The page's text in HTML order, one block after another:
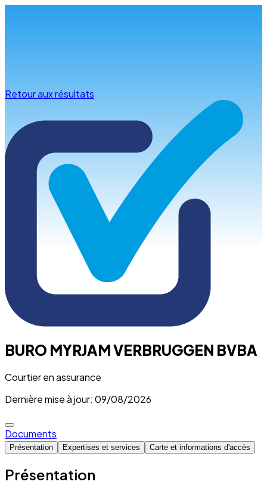
Retour aux résultats
BURO MYRJAM VERBRUGGEN BVBA
Courtier en assurance
Dernière mise à jour: 09/08/2026
Documents
Présentation Expertises et services Carte et informations d'accès
Présentation